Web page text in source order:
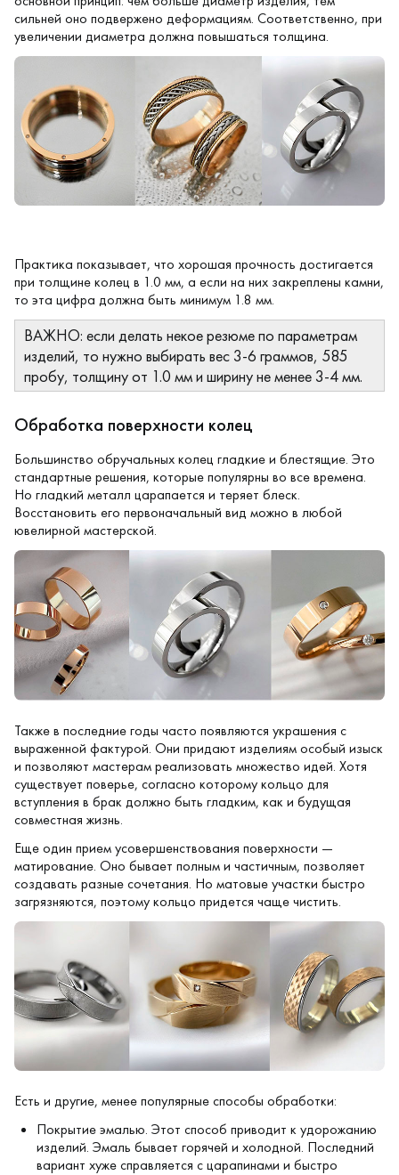
сильней оно подвержено деформациям. Соответственно, при
увеличении диаметра должна повышаться толщина.
Практика показывает, что хорошая прочность достигается
при толщине колец в 1.0 мм, а если на них закреплены камни,
то эта цифра должна быть минимум 1.8 мм.
ВАЖНО: если делать некое резюме по параметрам
изделий, то нужно выбирать вес 3-6 граммов, 585
пробу, толщину от 1.0 мм и ширину не менее 3-4 мм.
Обработка поверхности колец
Большинство обручальных колец гладкие и блестящие. Это
стандартные решения, которые популярны во все времена.
Но гладкий металл царапается и теряет блеск.
Восстановить его первоначальный вид можно в любой
ювелирной мастерской.
Также в последние годы часто появляются украшения с
выраженной фактурой. Они придают изделиям особый изыск
и позволяют мастерам реализовать множество идей. Хотя
существует поверье, согласно которому кольцо для
вступления в брак должно быть гладким, как и будущая
совместная жизнь.
Еще один прием усовершенствования поверхности —
матирование. Оно бывает полным и частичным, позволяет
создавать разные сочетания. Но матовые участки быстро
загрязняются, поэтому кольцо придется чаще чистить.
Есть и другие, менее популярные способы обработки:
Покрытие эмалью. Этот способ приводит к удорожанию
изделий. Эмаль бывает горячей и холодной. Последний
вариант хуже справляется с царапинами и быстро